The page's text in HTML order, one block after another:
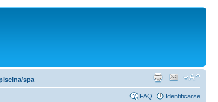
spa
FAQ Identificarse